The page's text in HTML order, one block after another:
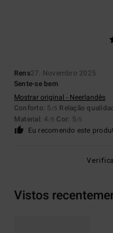
Rens27. Novembro 2025
Sente-se bem
Mostrar original - Neerlandês
Conforto: 5 /5 Relação
Material: 4 /5 Cor: 5/5
Eu recomendo este
Vistos